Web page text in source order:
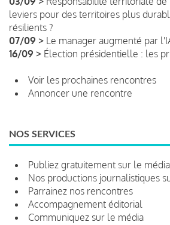
leviers pour des territoires plus
résilients ?
07/09 > Le manager augmenté par
16/09 > Élection présidentielle : les
Voir les prochaines rencontres
Annoncer une rencontre
NOS SERVICES
Publiez gratuitement sur le média
Nos productions journalistiques
Parrainez nos rencontres
Accompagnement éditorial
Communiquez sur le média